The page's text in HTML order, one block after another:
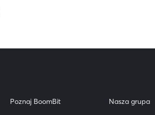
Poznaj BoomBit Nasza grupa